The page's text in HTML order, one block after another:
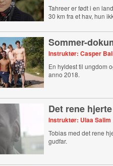
Tahreer er født i en
30 km fra et hav, hun
Sommer-
Instruktør: Casper
En hyldest til ungdom
anno 2018.
Det rene hjerte
Instruktør: Ulaa Salim
Tobias med det rene
gudfar.